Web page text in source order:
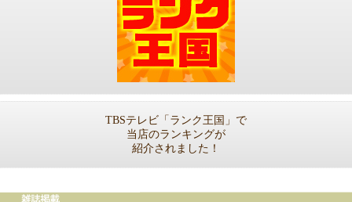
TBSテレビ「ランク王国」で
当店のランキングが
紹介されました！